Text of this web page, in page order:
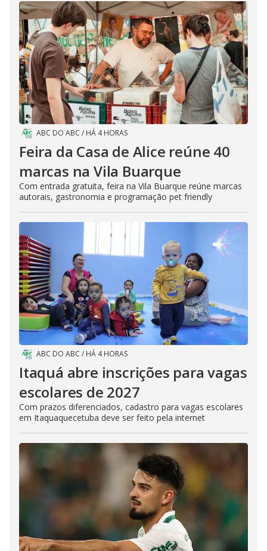
ABC DO ABC / HÁ 4 HORAS
Feira da Casa de Alice reúne 40
marcas na Vila Buarque
Com entrada gratuita, feira na Vila Buarque reúne marcas
autorais, gastronomia e programação pet friendly
ABC DO ABC / HÁ 4 HORAS
Itaquá abre inscrições para vagas
escolares de 2027
Com prazos diferenciados, cadastro para vagas escolares
em Itaquaquecetuba deve ser feito pela internet